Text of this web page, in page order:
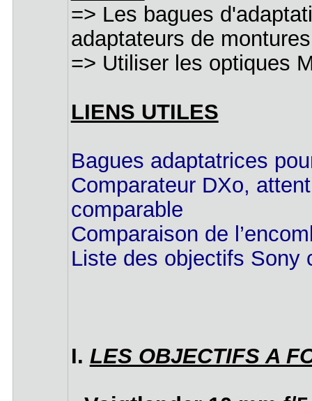
=> Les bagues
adaptateurs de
=> Utiliser les optiques
LIENS UTILES
Bagues adaptatrices
Comparateur DXo,
comparable
Comparaison de
Liste des objectifs Sony
I. LES OBJECTIFS A